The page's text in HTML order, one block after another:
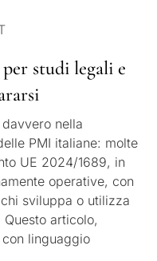
studi legali e
nella
PMI italiane: molte
UE 2024/1689, in
operative, con
sviluppa o utilizza
articolo,
linguaggio